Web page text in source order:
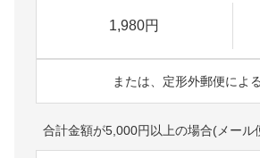
1,980円
または、定形外郵便によ
合計金額が5,000円以上の場合(メール